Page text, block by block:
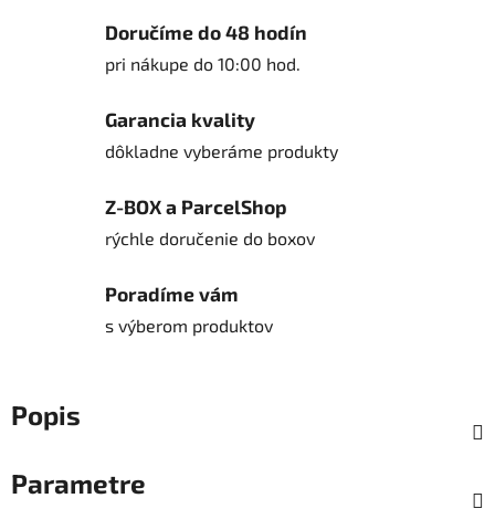
Doručíme do 48 hodín
pri nákupe do 10:00 hod.
Garancia kvality
dôkladne vyberáme produkty
Z-BOX a ParcelShop
rýchle doručenie do boxov
Poradíme vám
s výberom produktov
Popis
Parametre